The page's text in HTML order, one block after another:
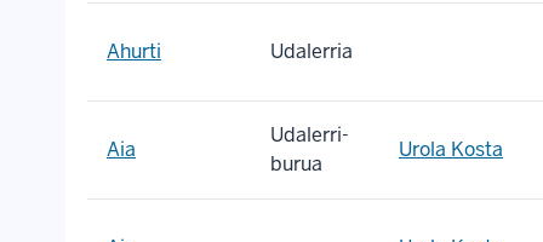
Ahurti Udalerria
Aia
Udalerri-
burua
Urola Kosta